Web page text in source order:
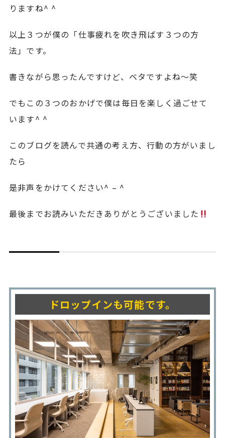
りますね^ ^
以上３つが僕の「仕事疲れを吹き飛ばす３つの方
法」です。
書きながら思ったんですけど、ベタですよね〜笑
でもこの３つのおかげで僕は毎日を楽しく過ごせて
います^ ^
このブログを読んで共通の考え方、行動の方がいまし
たら
是非声をかけてください^ – ^
最後までお読みいただきありがとうございました
ドロップインも可能です。